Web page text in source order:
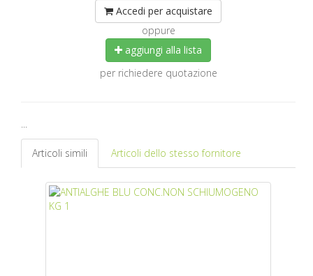
Accedi per acquistare
oppure
aggiungi alla lista
per richiedere quotazione
...
Articoli simili Articoli dello stesso fornitore